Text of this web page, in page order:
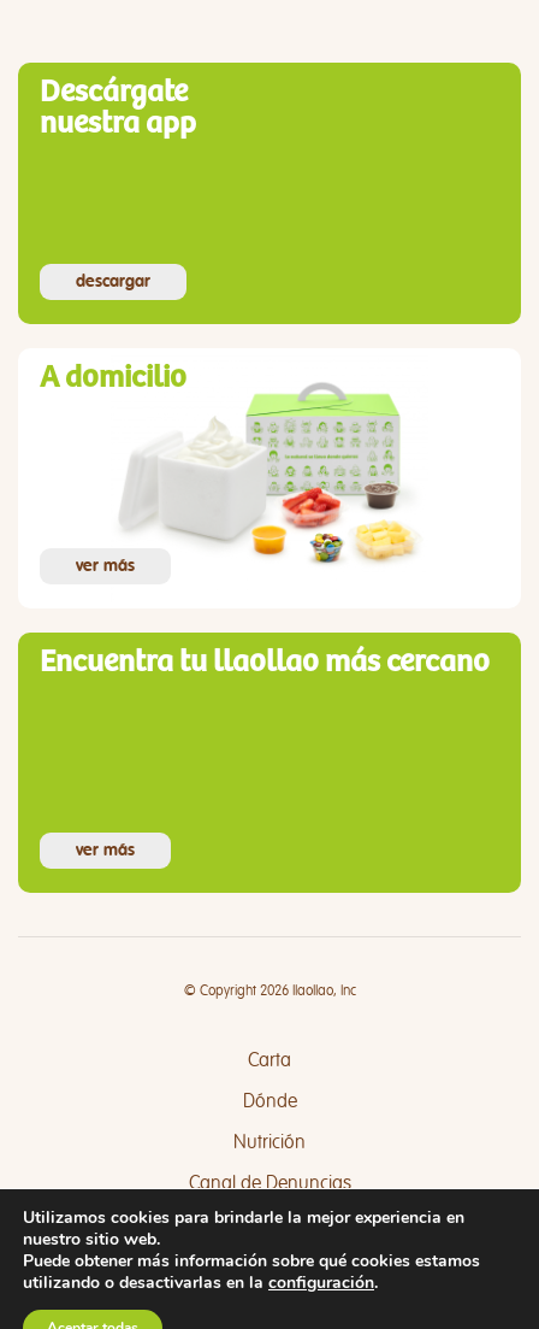
Descárgate
nuestra app
descargar
A domicilio
ver más
Encuentra tu llaollao más cercano
ver más
© Copyright 2026 llaollao, Inc
Carta
Dónde
Nutrición
Canal de Denuncias
Quejas y Sugerencias
Utilizamos cookies para brindarle la mejor experiencia en
nuestro sitio web.
Puede obtener más información sobre qué cookies estamos
utilizando o desactivarlas en la configuración.